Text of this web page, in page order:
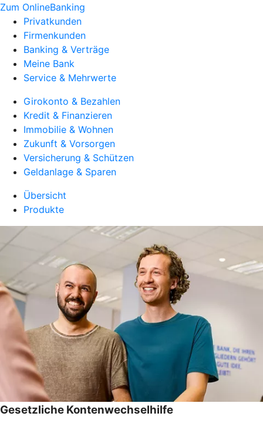
Zum OnlineBanking
Privatkunden
Firmenkunden
Banking & Verträge
Meine Bank
Service & Mehrwerte
Girokonto & Bezahlen
Kredit & Finanzieren
Immobilie & Wohnen
Zukunft & Vorsorgen
Versicherung & Schützen
Geldanlage & Sparen
Übersicht
Produkte
Gesetzliche Kontenwechselhilfe